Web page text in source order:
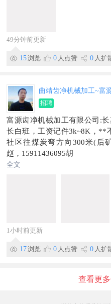
49分钟前更新
15浏览 0 人点赞 0 人扩
招聘
富源齿净机械加工有限公司:
长白班，工资记件3k~8K，**
社区往煤炭弯方向300米(后
赵，15911436095胡
全文
1小时前更新
17浏览 0 人点赞 0 人扩
查看更